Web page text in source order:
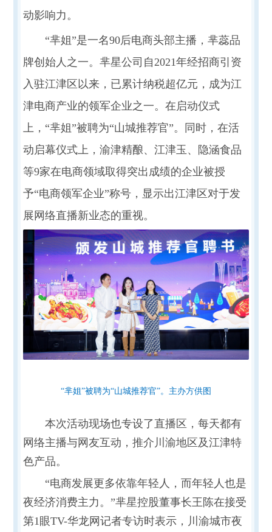
动影响力。
“芈姐”是一名90后电商头部主播，芈蕊品
牌创始人之一。芈星公司自2021年经招商引资
入驻江津区以来，已累计纳税超亿元，成为江
津电商产业的领军企业之一。在启动仪式
上，“芈姐”被聘为“山城推荐官”。同时，在活
动启幕仪式上，渝津精酿、江津玉、隐涵食品
等9家在电商领域取得突出成绩的企业被授
予“电商领军企业”称号，显示出江津区对于发
展网络直播新业态的重视。
“芈姐”被聘为“山城推荐官”。主办方供图
本次活动现场也专设了直播区，每天都有
网络主播与网友互动，推介川渝地区及江津特
色产品。
“电商发展更多依靠年轻人，而年轻人也是
夜经济消费主力。”芈星控股董事长王陈在接受
第1眼TV-华龙网记者专访时表示，川渝城市夜